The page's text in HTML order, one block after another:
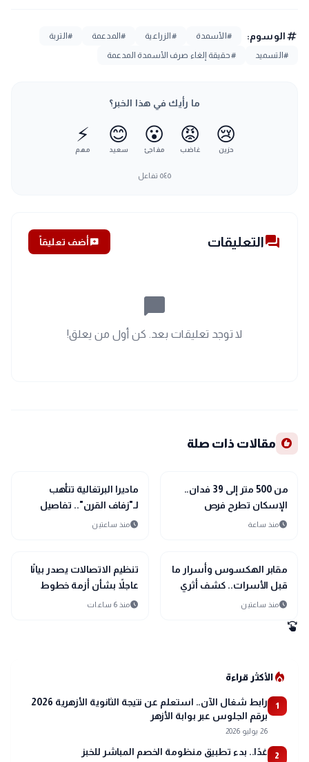
tagالوسوم: #الأسمدة #الزراعية #المدعمة
#التربة
#التسميد
#حقيقة إلغاء صرف الأسمدة المدعمة
ما رأيك في هذا الخبر؟
😢
حزين
😡
غاضب
😮
مفاجئ
😊
سعيد
⚡
مهم
٥٤٥ تفاعل
forumالتعليقات add_commentأضف تعليقاً
chat_bubble_outline
لا توجد تعليقات بعد. كن أول من يعلق!
recommend مقالات ذات صلة
public
الأخبار المحلية
من 500 متر إلى 39 فدان..
الإسكان تطرح فرص
scheduleمنذ ساعة
public
الأخبار المحلية
ماديرا البرتغالية تتأهب
لـ"زفاف القرن".. تفاصيل
احتفال كريستيانو رونالدو
scheduleمنذ ساعتين
public
الأخبار المحلية
مقابر الهكسوس وأسرار ما
قبل الأسرات.. كشف أثري
جديد يغير تاريخ الدقهلية
scheduleمنذ ساعتين
public
الأخبار المحلية
تنظيم الاتصالات يصدر بيانًا
عاجلاً بشأن أزمة خطوط
المحمول المجهولة عبر
scheduleمنذ 6 ساعات
swipe
local_fire_departmentالأكثر قراءة
1
رابط شغال الآن.. استعلم عن نتيجة الثانوية الأزهرية 2026
برقم الجلوس عبر بوابة الأزهر
26 يوليو 2026
2 غدًا.. بدء تطبيق منظومة الخصم المباشر للخبز